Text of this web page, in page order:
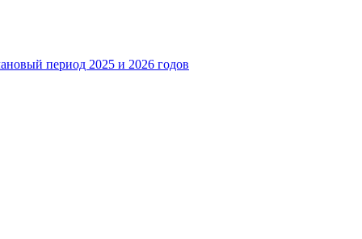
период 2025 и 2026 годов